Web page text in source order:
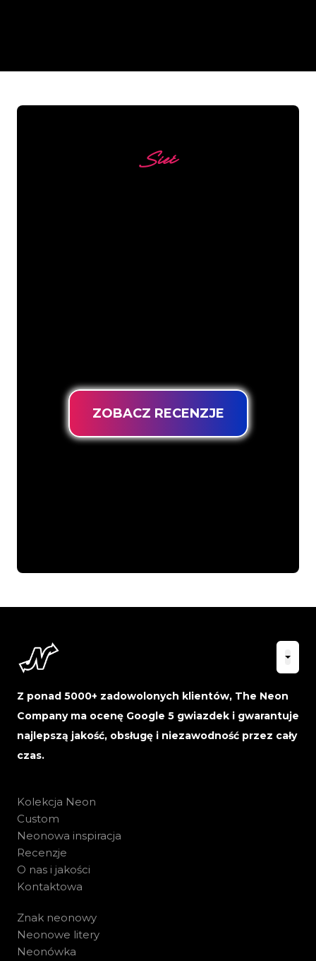
Sieć
ZOBACZ RECENZJE
Z ponad 5000+ zadowolonych klientów, The Neon
Company ma ocenę Google 5 gwiazdek i gwarantuje
najlepszą jakość, obsługę i niezawodność przez cały
czas.
Kolekcja Neon
Custom
Neonowa inspiracja
Recenzje
O nas i jakości
Kontaktowa
Znak neonowy
Neonowe litery
Neonówka